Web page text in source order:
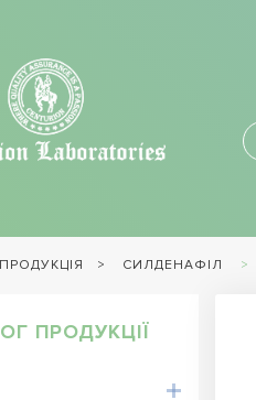
ПРОДУКЦІЯ СИЛДЕНАФІЛ
ПРОДУКЦІЇ